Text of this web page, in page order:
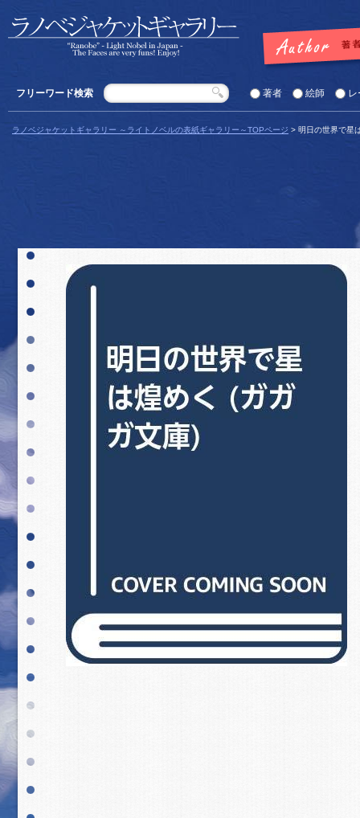
フリーワード検索 著者 絵師 レ
ラノベジャケットギャラリー ～ライトノベルの表紙ギャラリー～TOPページ > 明日の世界で星